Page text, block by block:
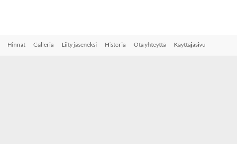
Hinnat Galleria Liity jäseneksi Historia Ota yhteyttä Käyttäjäsivu